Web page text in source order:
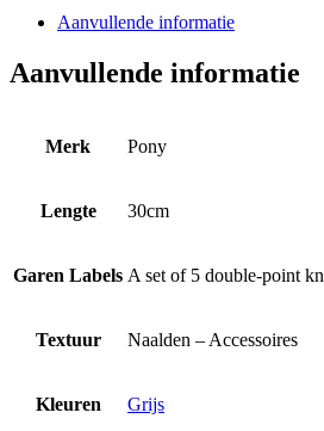
Aanvullende informatie
Aanvullende informatie
Merk Pony
Lengte 30cm
Garen Labels A set of 5 double-point
Textuur Naalden – Accessoires
Kleuren Grijs